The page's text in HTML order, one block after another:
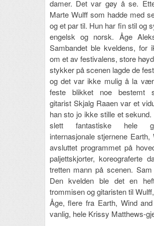
damer. Det var gøy å se.
Marte Wulff som hadde med
og et par til. Hun har fin stil og
engelsk og norsk. Åge
Sambandet ble kveldens, for
om et av festivalens, store
stykker på scenen lagde de
og det var ikke mulig å la
feste blikket noe bestemt
gitarist Skjalg Raaen var et
han sto jo ikke stille et
slett fantastiske hele
internasjonale stjernene
avsluttet programmet på
paljettskjorter, koreograferte
tretten mann på scenen.
Den kvelden ble det en
trommisen og gitaristen til
Åge, flere fra Earth, Wind
vanlig, hele Krissy Matthews-